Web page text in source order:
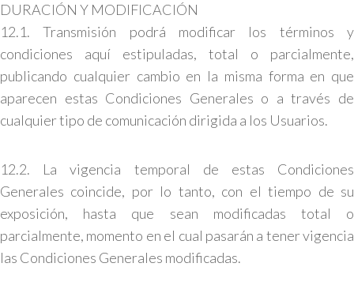
DURACIÓN Y MODIFICACIÓN
12.1. Transmisión podrá modificar los términos y
condiciones aquí estipuladas, total o parcialmente,
publicando cualquier cambio en la misma forma en que
aparecen estas Condiciones Generales o a través de
cualquier tipo de comunicación dirigida a los Usuarios.
12.2. La vigencia temporal de estas Condiciones
Generales coincide, por lo tanto, con el tiempo de su
exposición, hasta que sean modificadas total o
parcialmente, momento en el cual pasarán a tener vigencia
las Condiciones Generales modificadas.